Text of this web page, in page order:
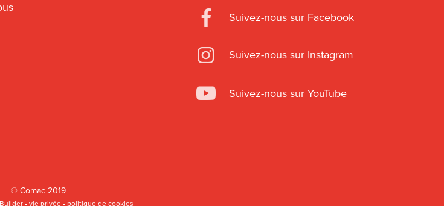
Suivez-nous sur Facebook
Suivez-nous sur Instagram
Suivez-nous sur YouTube
© Comac2019
• vie privée• politique de cookies